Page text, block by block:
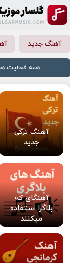
آهنگ جدید
همه فعالیت
آهنگ ترکی
جدید
آهنگای که
بلاگرا استفاده
میکنند